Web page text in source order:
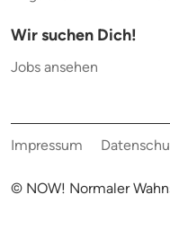
Wir suchen Dich!
Jobs ansehen
© NOW! Normaler
Impressum